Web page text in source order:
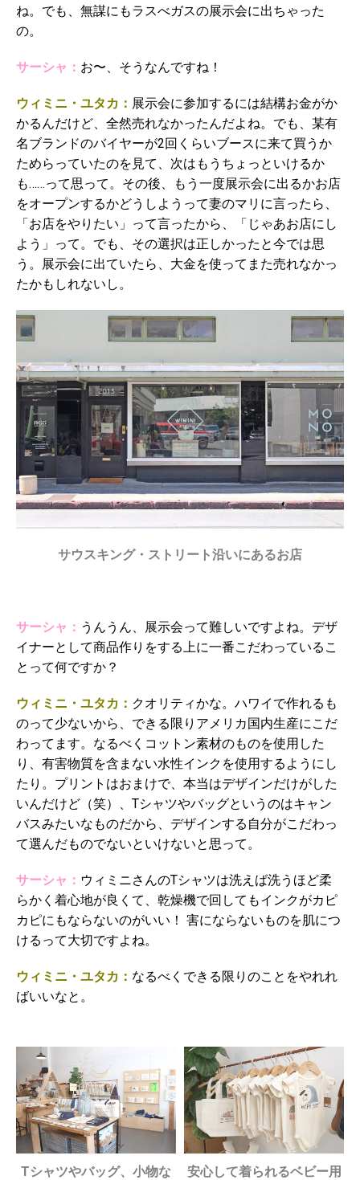
ね。でも、無謀にもラスべガスの展示会に出ちゃった
の。
サーシャ： お〜、そうなんですね！
ウィミニ・ユタカ： 展示会に参加するには結構お金がか
かるんだけど、全然売れなかったんだよね。でも、某有
名ブランドのバイヤーが2回くらいブースに来て買うか
ためらっていたのを見て、次はもうちょっといけるか
も……って思って。その後、もう一度展示会に出るかお店
をオープンするかどうしようって妻のマリに言ったら、
「お店をやりたい」って言ったから、「じゃあお店にし
よう」って。でも、その選択は正しかったと今では思
う。展示会に出ていたら、大金を使ってまた売れなかっ
たかもしれないし。
サウスキング・ストリート沿いにあるお店
サーシャ： うんうん、展示会って難しいですよね。デザ
イナーとして商品作りをする上に一番こだわっているこ
とって何ですか？
ウィミニ・ユタカ： クオリティかな。ハワイで作れるも
のって少ないから、できる限りアメリカ国内生産にこだ
わってます。なるべくコットン素材のものを使用した
り、有害物質を含まない水性インクを使用するようにし
たり。プリントはおまけで、本当はデザインだけがした
いんだけど（笑）、Tシャツやバッグというのはキャン
バスみたいなものだから、デザインする自分がこだわっ
て選んだものでないといけないと思って。
サーシャ： ウィミニさんのTシャツは洗えば洗うほど柔
らかく着心地が良くて、乾燥機で回してもインクがカピ
カピにもならないのがいい！ 害にならないものを肌につ
けるって大切ですよね。
ウィミニ・ユタカ： なるべくできる限りのことをやれれ
ばいいなと。
Tシャツやバッグ、小物な
安心して着られるベビー用